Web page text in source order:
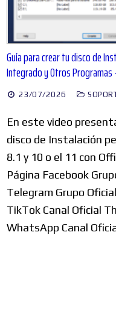
Guía para crear tu disco de
Integrado y Otros Programas
23/07/2026
En este video
disco de Instalación
8.1 y 10 o el 11 con
Página Facebook
Telegram Grupo
TikTok Canal Oficial
WhatsApp Canal